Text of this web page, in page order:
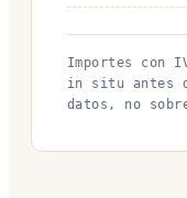
Importes con
in situ antes
datos, no